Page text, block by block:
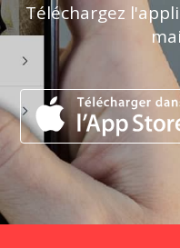
Téléchargez